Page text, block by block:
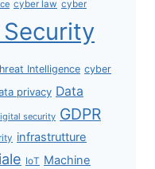
cyber law cyber
Intelligence cyber
privacy Data
security GDPR
infrastrutture
IoT Machine